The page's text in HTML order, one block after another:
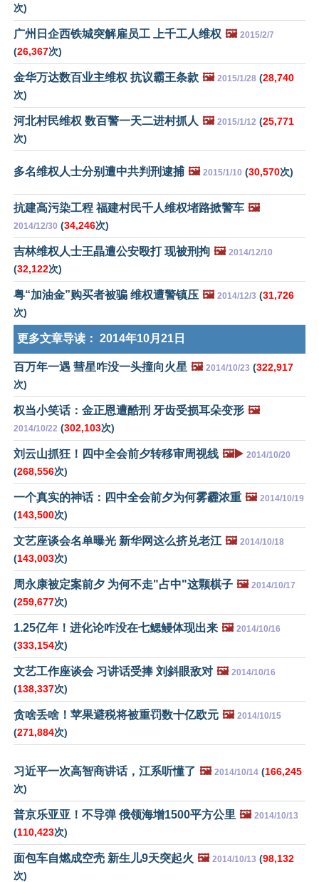
次)
广州日企西铁城突解雇员工 上千工人维权 🖼️ 2015/2/7
(26,367次)
金华万达数百业主维权 抗议霸王条款 🖼️ 2015/1/28 (28,740
次)
河北村民维权 数百警一天二进村抓人 🖼️ 2015/1/12 (25,771
次)
多名维权人士分别遭中共判刑逮捕 🖼️ 2015/1/10 (30,570次)
抗建高污染工程 福建村民千人维权堵路掀警车 🖼️
2014/12/30 (34,246次)
吉林维权人士王晶遭公安殴打 现被刑拘 🖼️ 2014/12/10
(32,122次)
粤“加油金”购买者被骗 维权遭警镇压 🖼️ 2014/12/3 (31,726
次)
更多文章导读： 2014年10月21日
百万年一遇 彗星咋没一头撞向火星 🖼️ 2014/10/23 (322,917
次)
权当小笑话：金正恩遭酷刑 牙齿受损耳朵变形 🖼️
2014/10/22 (302,103次)
刘云山抓狂！四中全会前夕转移审周视线 🖼️▶️ 2014/10/20
(268,556次)
一个真实的神话：四中全会前夕为何雾霾浓重 🖼️ 2014/10/19
(143,500次)
文艺座谈会名单曝光 新华网这么挤兑老江 🖼️ 2014/10/18
(143,003次)
周永康被定案前夕 为何不走"占中"这颗棋子 🖼️ 2014/10/17
(259,677次)
1.25亿年！进化论咋没在七鳃鳗体现出来 🖼️ 2014/10/16
(333,154次)
文艺工作座谈会 习讲话受捧 刘斜眼敌对 🖼️ 2014/10/16
(138,337次)
贪啥丢啥！苹果避税将被重罚数十亿欧元 🖼️ 2014/10/15
(271,884次)
习近平一次高智商讲话，江系听懂了 🖼️ 2014/10/14 (166,245
次)
普京乐亚亚！不导弹 俄领海增1500平方公里 🖼️ 2014/10/13
(110,423次)
面包车自燃成空壳 新生儿9天突起火 🖼️ 2014/10/13 (98,132
次)